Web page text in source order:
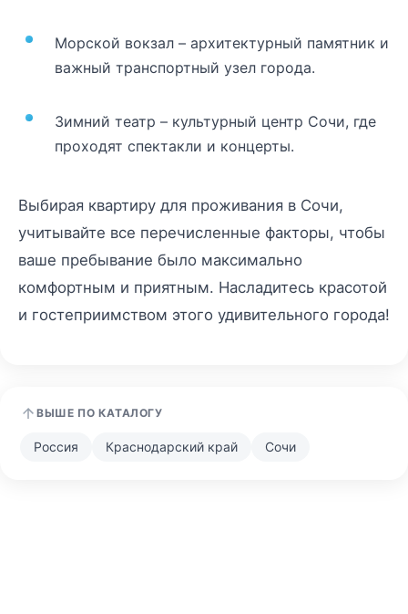
Морской вокзал – архитектурный памятник и
важный транспортный узел города.
Зимний театр – культурный центр Сочи, где
проходят спектакли и концерты.
Выбирая квартиру для проживания в Сочи,
учитывайте все перечисленные факторы, чтобы
ваше пребывание было максимально
комфортным и приятным. Насладитесь красотой
и гостеприимством этого удивительного города!
ВЫШЕ ПО КАТАЛОГУ
Россия Краснодарский край Сочи